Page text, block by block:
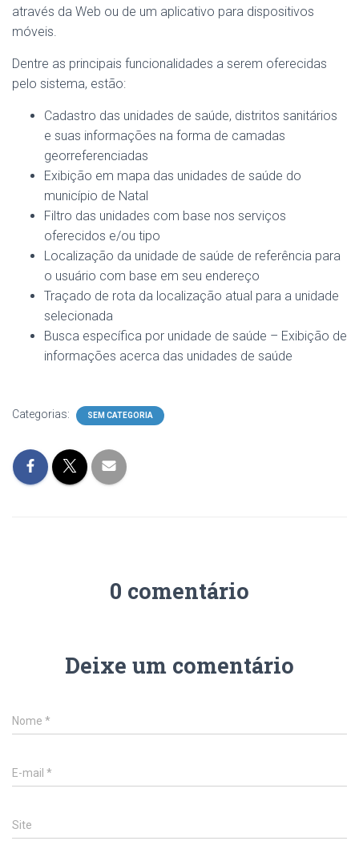
através da Web ou de um aplicativo para dispositivos
móveis.
Dentre as principais funcionalidades a serem oferecidas
pelo sistema, estão:
Cadastro das unidades de saúde, distritos sanitários
e suas informações na forma de camadas
georreferenciadas
Exibição em mapa das unidades de saúde do
município de Natal
Filtro das unidades com base nos serviços
oferecidos e/ou tipo
Localização da unidade de saúde de referência para
o usuário com base em seu endereço
Traçado de rota da localização atual para a unidade
selecionada
Busca específica por unidade de saúde – Exibição de
informações acerca das unidades de saúde
Categorias: SEM CATEGORIA
0 comentário
Deixe um comentário
Nome *
E-mail *
Site